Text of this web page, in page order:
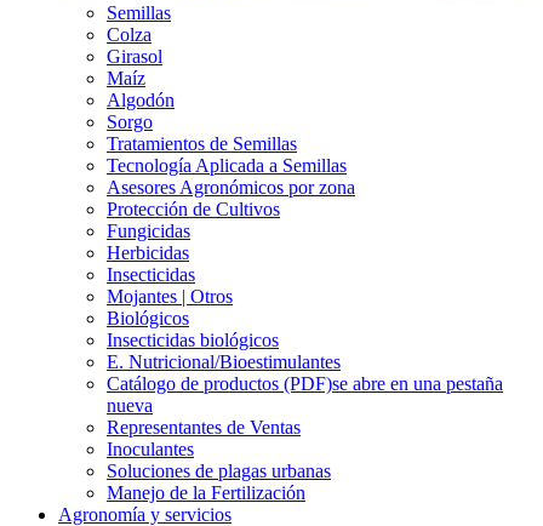
Semillas
Colza
Girasol
Maíz
Algodón
Sorgo
Tratamientos de Semillas
Tecnología Aplicada a Semillas
Asesores Agronómicos por zona
Protección de Cultivos
Fungicidas
Herbicidas
Insecticidas
Mojantes | Otros
Biológicos
Insecticidas biológicos
E. Nutricional/Bioestimulantes
Catálogo de productos (PDF)se abre en una pestaña
nueva
Representantes de Ventas
Inoculantes
Soluciones de plagas urbanas
Manejo de la Fertilización
Agronomía y servicios